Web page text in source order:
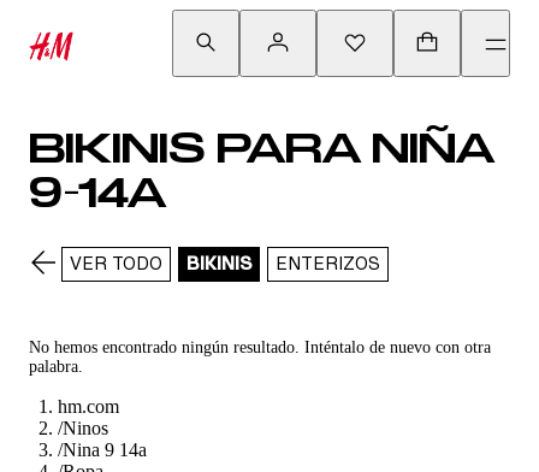
BIKINIS PARA NIÑA
9-14A
VER TODO BIKINIS ENTERIZOS
No hemos encontrado ningún resultado. Inténtalo de nuevo con otra
palabra.
hm.com
/Ninos
/Nina 9 14a